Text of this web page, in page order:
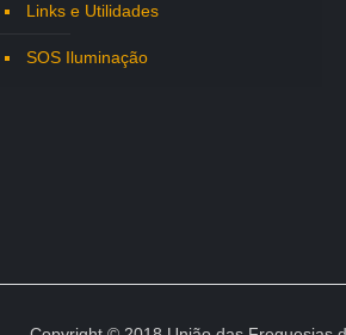
Links e Utilidades
SOS Iluminação